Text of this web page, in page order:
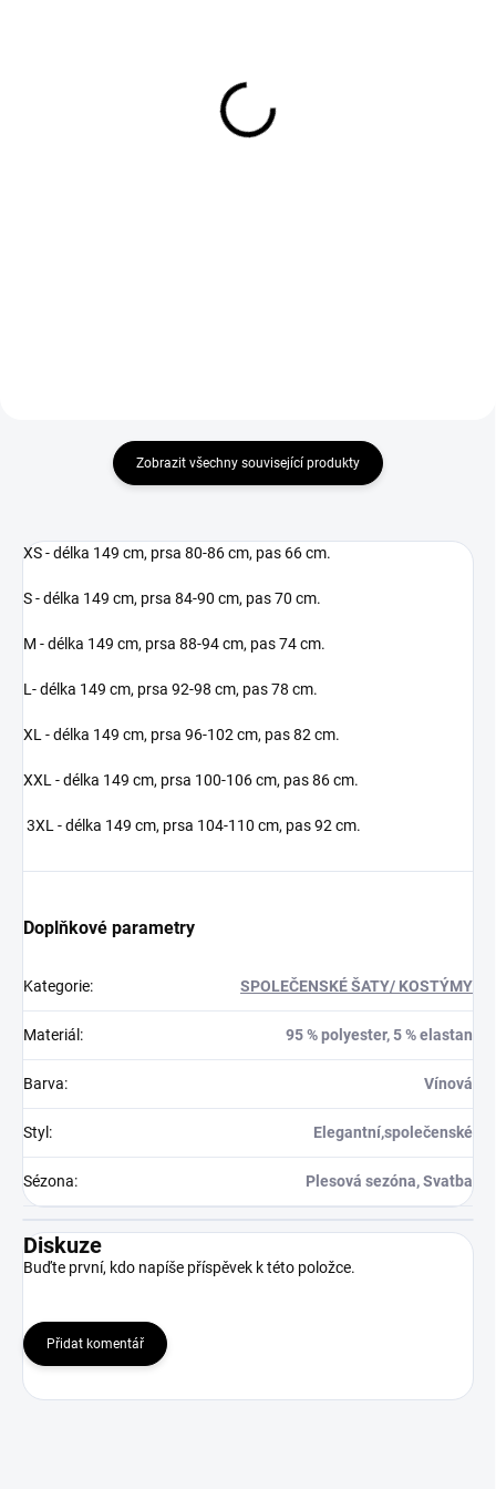
Elegantní dlouhé večerní
SKLADEM DO 3 DNŮ
Zobrazit všechny související produkty
XS - délka 149 cm, prsa 80-86 cm, pas 66 cm.
S - délka 149 cm, prsa 84-90 cm, pas 70 cm.
M - délka 149 cm, prsa 88-94 cm, pas 74 cm.
L- délka 149 cm, prsa 92-98 cm, pas 78 cm.
XL - délka 149 cm, prsa 96-102 cm, pas 82 cm.
XXL - délka 149 cm, prsa 100-106 cm, pas 86 cm.
3XL - délka 149 cm, prsa 104-110 cm, pas 92 cm.
Doplňkové parametry
Kategorie: SPOLEČENSKÉ ŠATY/ KOSTÝMY
Materiál: 95 % polyester, 5 % elastan
Barva: Vínová
Styl: Elegantní,společenské
Sézona: Plesová sezóna, Svatba
Diskuze
Buďte první, kdo napíše příspěvek k této položce.
Přidat komentář